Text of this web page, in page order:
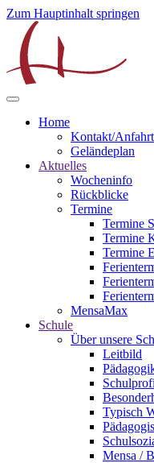
Zum Hauptinhalt springen
Home
Kontakt/Anfahrt
Geländeplan
Aktuelles
Wocheninfo
Rückblicke
Termine
Termine
Termine
Termine
MensaMax
Schule
Über unsere
Leitbild
Typisch
Mensa /